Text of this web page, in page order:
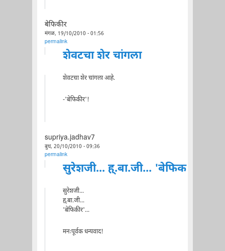
बेफिकीर
मंगळ, 19/10/2010 - 01:56
permalink
शेवटचा शेर चांगला
शेवटचा शेर चांगला आहे.
-'बेफिकीर'!
supriya.jadhav7
बुध, 20/10/2010 - 09:36
permalink
सुरेशजी... ह्.बा.जी... 'बेफिक
सुरेशजी...
ह्.बा.जी...
'बेफिकीर'...
मनःपूर्वक धन्यवाद!